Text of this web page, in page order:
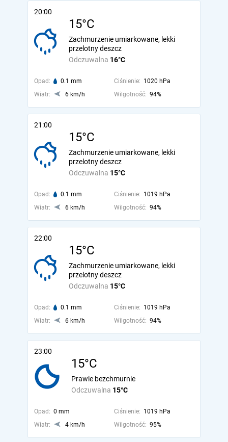
20:00
15°C
Odczuwalna 16°C
Zachmurzenie umiarkowane, lekki
przelotny deszcz
Opad: 0.1 mm Ciśnienie: 1020 hPa
Wiatr:
6 km/h Wilgotność: 94%
21:00
15°C
Odczuwalna 15°C
Zachmurzenie umiarkowane, lekki
przelotny deszcz
Opad: 0.1 mm Ciśnienie: 1019 hPa
Wiatr:
6 km/h Wilgotność: 94%
22:00
15°C
Odczuwalna 15°C
Zachmurzenie umiarkowane, lekki
przelotny deszcz
Opad: 0.1 mm Ciśnienie: 1019 hPa
Wiatr:
6 km/h Wilgotność: 94%
23:00
15°C
Odczuwalna 15°C
Prawie bezchmurnie
Opad: 0 mm Ciśnienie: 1019 hPa
Wiatr:
4 km/h Wilgotność: 95%